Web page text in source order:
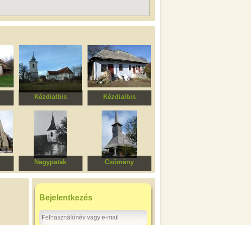
Kézdialbis
Református templom
Kézdialbis
Barabás ház
Nagypatak
Ortodox templom
Csömény
"Szent Mihály és
Gábriel" fatemplom
Bejelentkezés